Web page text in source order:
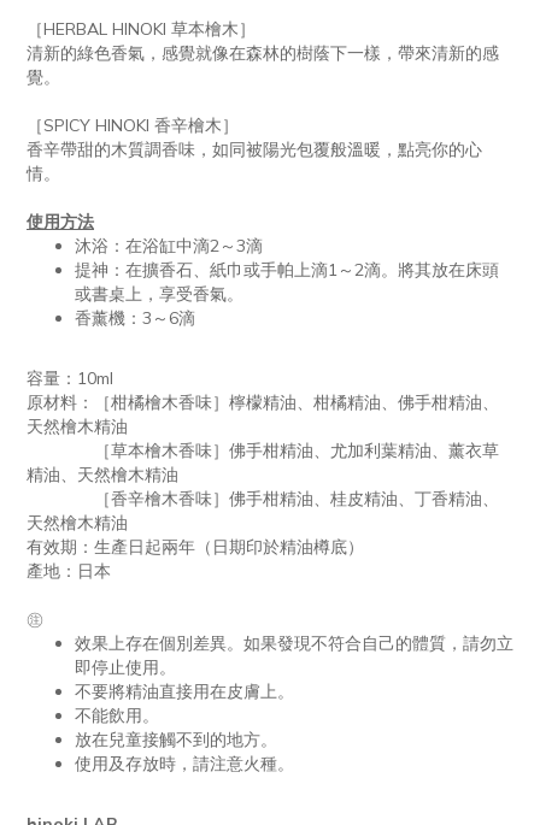
［HERBAL HINOKI 草本檜木］
清新的綠色香氣，感覺就像在森林的樹蔭下一樣，帶來清新的感
覺。
［SPICY HINOKI 香辛檜木］
香辛帶甜的木質調香味，如同被陽光包覆般溫暖，點亮你的心
情。
使用方法
沐浴：在浴缸中滴2～3滴
提神：在擴香石、紙巾或手帕上滴1～2滴。將其放在床頭
或書桌上，享受香氣。
香薰機：3～6滴
容量：10ml
原材料：［柑橘檜木香味］檸檬精油、柑橘精油、佛手柑精油、
天然檜木精油
［草本檜木香味］佛手柑精油、尤加利葉精油、薰衣草
精油、天然檜木精油
［香辛檜木香味］佛手柑精油、桂皮精油、丁香精油、
天然檜木精油
有效期：生產日起兩年（日期印於精油樽底）
產地：日本
㊟
效果上存在個別差異。如果發現不符合自己的體質，請勿立
即停止使用。
不要將精油直接用在皮膚上。
不能飲用。
放在兒童接觸不到的地方。
使用及存放時，請注意火種。